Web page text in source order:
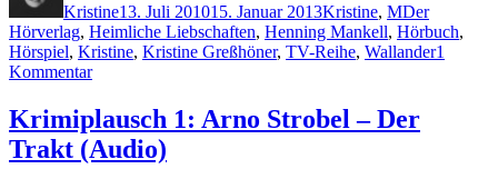
Kristine13. Juli 201015. Januar 2013Kristine, MDer
Hörverlag, Heimliche Liebschaften, Henning Mankell, Hörbuch,
Hörspiel, Kristine, Kristine Greßhöner, TV-Reihe, Wallander1
Kommentarzu
473:
Henning
Mankell
Krimiplausch 1: Arno Strobel – Der
Trakt (Audio)